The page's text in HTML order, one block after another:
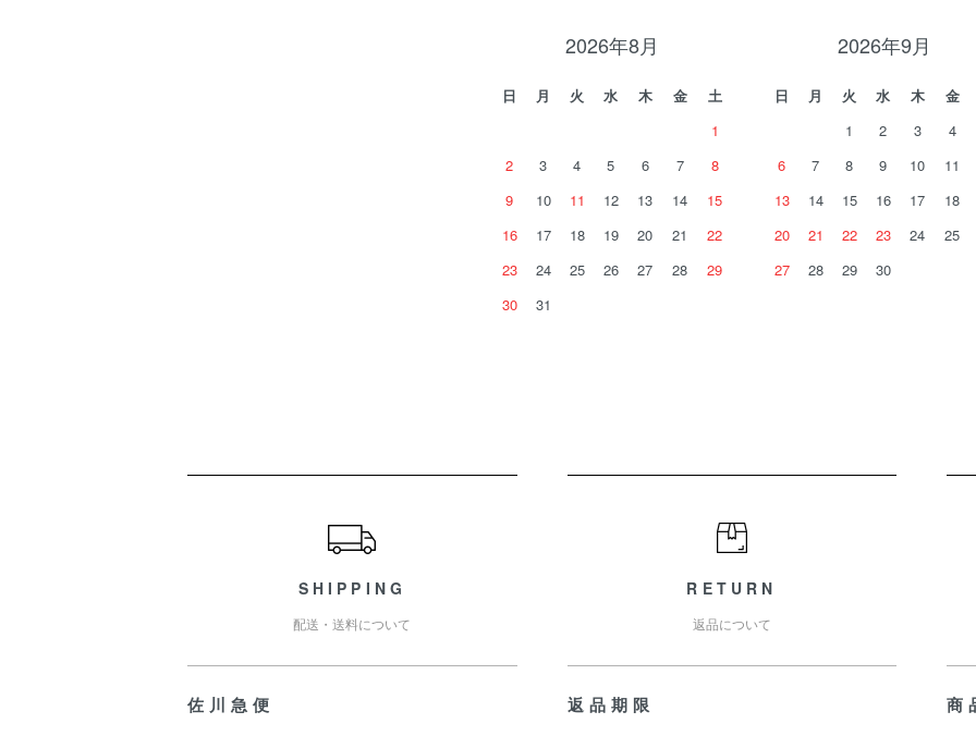
2026年8月
日 月 火 水 木 金
土
1
2
3 4 5 6 7
8
9
10 11 12 13 14
15
16
17 18 19 20 21
22
23
24 25 26 27 28
29
30
31
2026年9月
日 月 火 水 木 金
1
2 3 4
6
7 8 9 10 11
13
14 15 16 17 18
20
21 22 23 24 25
27
28 29 30
SHIPPING
配送・送料について
佐川急便
RETURN
返品について
返品期限 商